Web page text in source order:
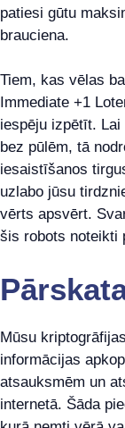
patiesi gūtu
brauciena.
Tiem, kas vēlas
Immediate +1
iespēju izpētīt.
bez pūlēm, tā
iesaistīšanos
uzlabo jūsu
vērts apsvērt.
šis robots noteikti
Mūsu
informācijas
atsauksmēm un
internetā. Šāda